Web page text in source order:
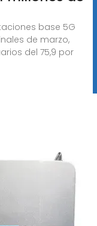
base 5G
de marzo,
del 75,9 por